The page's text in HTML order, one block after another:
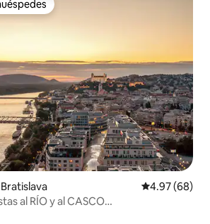
entre huéspedes
Calificación
4.97 (68)
al RÍO y al CASCO